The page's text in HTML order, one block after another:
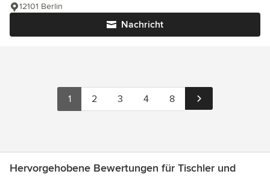
Nachricht
12101 Berlin
1 2 3 4 8
Hervorgehobene Bewertungen für Tischler und